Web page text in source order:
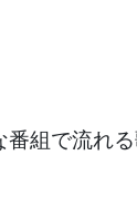
組で流れる